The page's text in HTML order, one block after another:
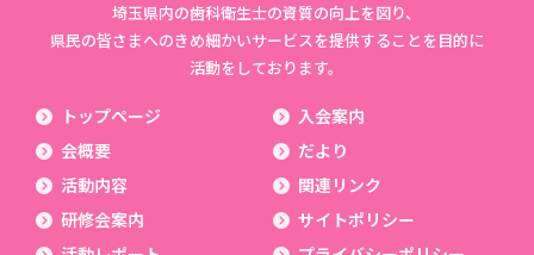
埼玉県内の歯科衛生士の資質の向上を図り、
県民の皆さまへのきめ細かいサービスを提供することを目的に
活動をしております。
トップページ
会概要
活動内容
研修会案内
入会案内
だより
関連リンク
サイトポリシー